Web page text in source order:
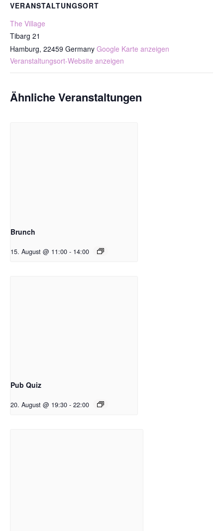
VERANSTALTUNGSORT
The Village
Tibarg 21
Hamburg, 22459 Germany Google Karte anzeigen
Veranstaltungsort-Website anzeigen
Ähnliche Veranstaltungen
Brunch
15. August @ 11:00 - 14:00
Pub Quiz
20. August @ 19:30 - 22:00